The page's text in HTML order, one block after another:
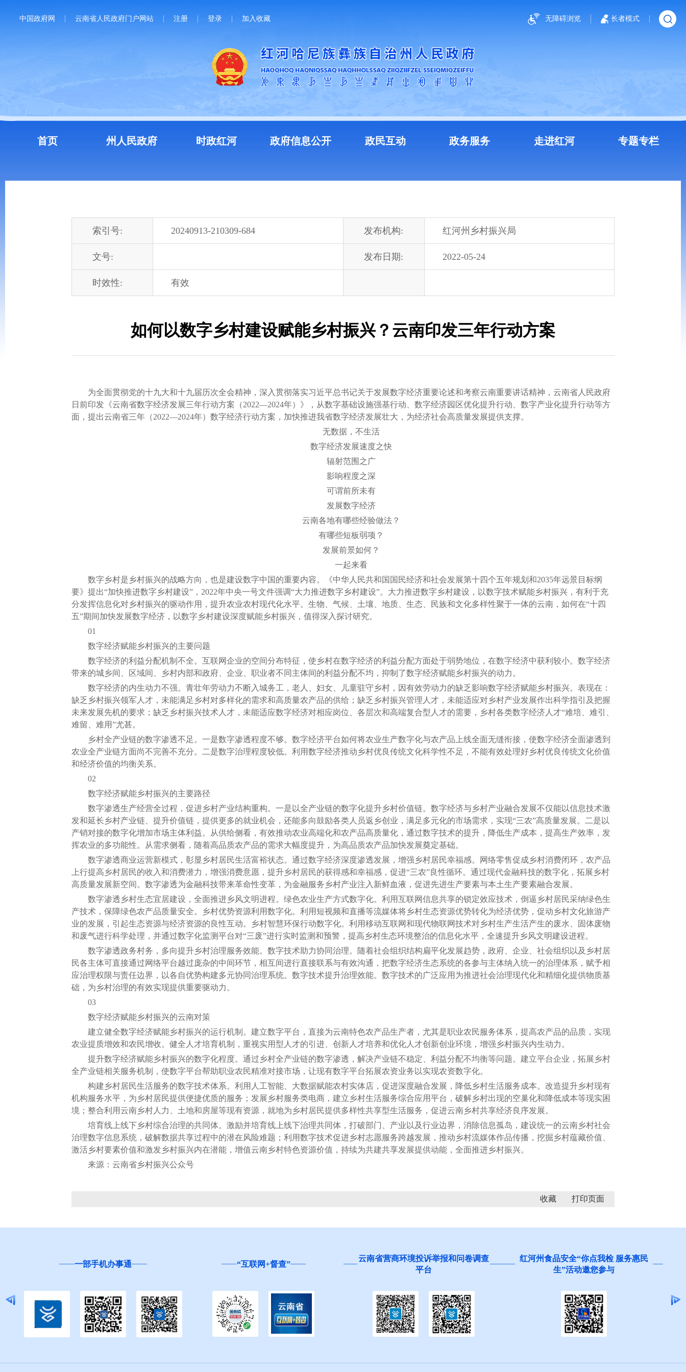
中国政府网 云南省人民政府门户网站 注册 登录 加入收藏 无障碍浏览 长者模式
首页 州人民政府 时政红河 政府信息公开 政民互动 政务服务 走进红河 专题专栏
索引号: 20240913-210309-684 发布机构: 红河州乡村振兴局
文号: 发布日期: 2022-05-24
时效性: 有效
如何以数字乡村建设赋能乡村振兴？云南印发三年行动方案
为全面贯彻党的十九大和十九届历次全会精神，深入贯彻落实习近平总书记关于发展数字经济重要论述和考察云南重要讲话精神，云南省人民政府
日前印发《云南省数字经济发展三年行动方案（2022—2024年）》，从数字基础设施强基行动、数字经济园区优化提升行动、数字产业化提升行动等方
面，提出云南省三年（2022—2024年）数字经济行动方案，加快推进我省数字经济发展壮大，为经济社会高质量发展提供支撑。
无数据，不生活
数字经济发展速度之快
辐射范围之广
影响程度之深
可谓前所未有
发展数字经济
云南各地有哪些经验做法？
有哪些短板弱项？
发展前景如何？
一起来看
数字乡村是乡村振兴的战略方向，也是建设数字中国的重要内容。《中华人民共和国国民经济和社会发展第十四个五年规划和2035年远景目标纲
要》提出“加快推进数字乡村建设”，2022年中央一号文件强调“大力推进数字乡村建设”。大力推进数字乡村建设，以数字技术赋能乡村振兴，有利于充
分发挥信息化对乡村振兴的驱动作用，提升农业农村现代化水平。生物、气候、土壤、地质、生态、民族和文化多样性聚于一体的云南，如何在“十四
五”期间加快发展数字经济，以数字乡村建设深度赋能乡村振兴，值得深入探讨研究。
01
数字经济赋能乡村振兴的主要问题
数字经济的利益分配机制不全。互联网企业的空间分布特征，使乡村在数字经济的利益分配方面处于弱势地位，在数字经济中获利较小。数字经济
带来的城乡间、区域间、乡村内部和政府、企业、职业者不同主体间的利益分配不均，抑制了数字经济赋能乡村振兴的动力。
数字经济的内生动力不强。青壮年劳动力不断入城务工，老人、妇女、儿童驻守乡村，因有效劳动力的缺乏影响数字经济赋能乡村振兴。表现在：
缺乏乡村振兴领军人才，未能满足乡村对多样化的需求和高质量农产品的供给；缺乏乡村振兴管理人才，未能适应对乡村产业发展作出科学指引及把握
未来发展先机的要求；缺乏乡村振兴技术人才，未能适应数字经济对相应岗位、各层次和高端复合型人才的需要，乡村各类数字经济人才“难培、难引、
难留、难用”尤甚。
乡村全产业链的数字渗透不足。一是数字渗透程度不够。数字经济平台如何将农业生产数字化与农产品上线全面无缝衔接，使数字经济全面渗透到
农业全产业链方面尚不完善不充分。二是数字治理程度较低。利用数字经济推动乡村优良传统文化科学性不足，不能有效处理好乡村优良传统文化价值
和经济价值的均衡关系。
02
数字经济赋能乡村振兴的主要路径
数字渗透生产经营全过程，促进乡村产业结构重构。一是以全产业链的数字化提升乡村价值链。数字经济与乡村产业融合发展不仅能以信息技术激
发和延长乡村产业链、提升价值链，提供更多的就业机会，还能多向鼓励各类人员返乡创业，满足多元化的市场需求，实现“三农”高质量发展。二是以
产销对接的数字化增加市场主体利益。从供给侧看，有效推动农业高端化和农产品高质量化，通过数字技术的提升，降低生产成本，提高生产效率，发
挥农业的多功能性。从需求侧看，随着高品质农产品的需求大幅度提升，为高品质农产品加快发展奠定基础。
数字渗透商业运营新模式，彰显乡村居民生活富裕状态。通过数字经济深度渗透发展，增强乡村居民幸福感。网络零售促成乡村消费闭环，农产品
上行提高乡村居民的收入和消费潜力，增强消费意愿，提升乡村居民的获得感和幸福感，促进“三农”良性循环。通过现代金融科技的数字化，拓展乡村
高质量发展新空间。数字渗透为金融科技带来革命性变革，为金融服务乡村产业注入新鲜血液，促进先进生产要素与本土生产要素融合发展。
数字渗透乡村生态宜居建设，全面推进乡风文明进程。绿色农业生产方式数字化。利用互联网信息共享的锁定效应技术，倒逼乡村居民采纳绿色生
产技术，保障绿色农产品质量安全。乡村优势资源利用数字化。利用短视频和直播等流媒体将乡村生态资源优势转化为经济优势，促动乡村文化旅游产
业的发展，引起生态资源与经济资源的良性互动。乡村智慧环保行动数字化。利用移动互联网和现代物联网技术对乡村生产生活产生的废水、固体废物
和废气进行科学处理，并通过数字化监测平台对“三废”进行实时监测和预警，提高乡村生态环境整治的信息化水平，全速提升乡风文明建设进程。
数字渗透政务村务，多向提升乡村治理服务效能。数字技术助力协同治理。随着社会组织结构扁平化发展趋势，政府、企业、社会组织以及乡村居
民各主体可直接通过网络平台越过庞杂的中间环节，相互间进行直接联系与有效沟通，把数字经济生态系统的各参与主体纳入统一的治理体系，赋予相
应治理权限与责任边界，以各自优势构建多元协同治理系统。数字技术提升治理效能。数字技术的广泛应用为推进社会治理现代化和精细化提供物质基
础，为乡村治理的有效实现提供重要驱动力。
03
数字经济赋能乡村振兴的云南对策
建立健全数字经济赋能乡村振兴的运行机制。建立数字平台，直接为云南特色农产品生产者，尤其是职业农民服务体系，提高农产品的品质，实现
农业提质增效和农民增收。健全人才培育机制，重视实用型人才的引进、创新人才培养和优化人才创新创业环境，增强乡村振兴内生动力。
提升数字经济赋能乡村振兴的数字化程度。通过乡村全产业链的数字渗透，解决产业链不稳定、利益分配不均衡等问题。建立平台企业，拓展乡村
全产业链相关服务机制，使数字平台帮助职业农民精准对接市场，让现有数字平台拓展农资业务以实现农资数字化。
构建乡村居民生活服务的数字技术体系。利用人工智能、大数据赋能农村实体店，促进深度融合发展，降低乡村生活服务成本。改造提升乡村现有
机构服务水平，为乡村居民提供便捷优质的服务；发展乡村服务类电商，建立乡村生活服务综合应用平台，破解乡村出现的空巢化和降低成本等现实困
境；整合利用云南乡村人力、土地和房屋等现有资源，就地为乡村居民提供多样性共享型生活服务，促进云南乡村共享经济良序发展。
培育线上线下乡村综合治理的共同体。激励并培育线上线下治理共同体，打破部门、产业以及行业边界，消除信息孤岛，建设统一的云南乡村社会
治理数字信息系统，破解数据共享过程中的潜在风险难题；利用数字技术促进乡村志愿服务跨越发展，推动乡村流媒体作品传播，挖掘乡村蕴藏价值、
激活乡村要素价值和激发乡村振兴内在潜能，增值云南乡村特色资源价值，持续为共建共享发展提供动能，全面推进乡村振兴。
来源：云南省乡村振兴公众号
收藏
一部手机办事通 “互联网+督查”
云南省营商环境投诉举报和问卷调查
平台
红河州食品安全“你点我检 服务惠民
生”活动邀您参与